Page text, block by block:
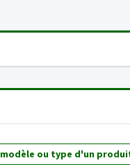
modèle ou type d'un